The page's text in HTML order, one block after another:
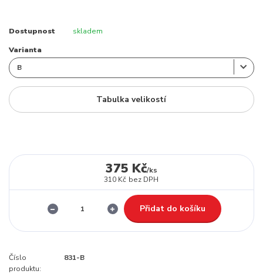
Dostupnost skladem
Varianta
Tabulka velikostí
375 Kč/ks
310 Kč bez DPH
Přidat do košíku
Číslo
produktu:
831-B